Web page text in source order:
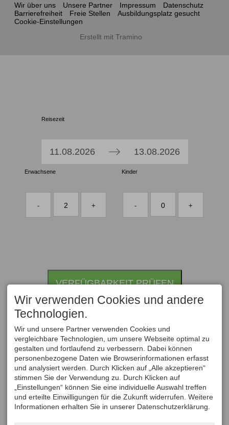
Wir über uns Unsere Partner Impressum
Datenschutz
Barrierefreiheit
Freie Stellen
Ausbildungsplatz gesucht
Cookie-Einstellungen
Erstellt mit Tramino
Reisezeit
Press
down
and
select
a
date.
Press
the
question
mark
key
to
get
the
11.08.2026
Press
down
and
select
a
the
question
mark
key
to
get
the
13.08.2026
Erwachsene
- 2 +
Kinder
- 0 +
VERFÜGBARKEIT PRÜFEN
Wir verwenden Cookies und andere
Technologien.
Wir und unsere Partner verwenden Cookies und
vergleichbare Technologien, um unsere Webseite optimal zu
gestalten und fortlaufend zu verbessern. Dabei können
personenbezogene Daten wie Browserinformationen erfasst
und analysiert werden. Durch Klicken auf „Alle akzeptieren“
stimmen Sie der Verwendung zu. Durch Klicken auf
„Einstellungen“ können Sie eine individuelle Auswahl treffen
und erteilte Einwilligungen für die Zukunft widerrufen. Weitere
Informationen erhalten Sie in unserer Datenschutzerklärung.